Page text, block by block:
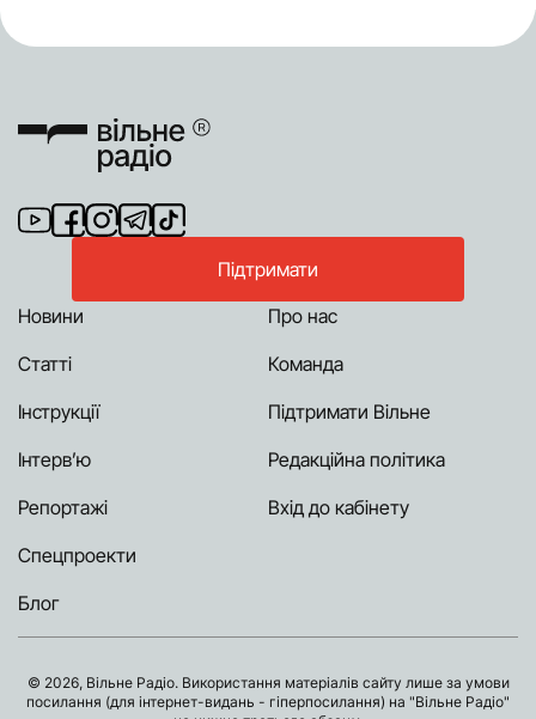
Підтримати
Новини
Статті
Інструкції
Інтерв’ю
Репортажі
Спецпроекти
Блог
Про нас
Команда
Підтримати Вільне
Редакційна політика
Вхід до кабінету
© 2026, Вільне Радіо. Використання матеріалів сайту лише за умови
посилання (для інтернет-видань - гіперпосилання) на "Вільне Радіо"